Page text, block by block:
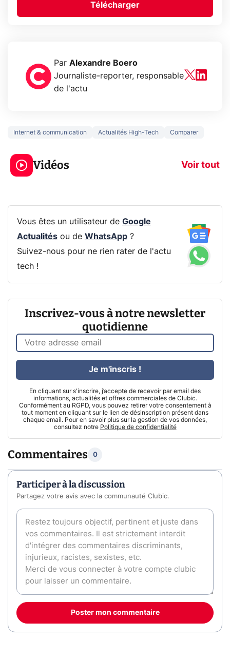
Télécharger
Par Alexandre Boero
Journaliste-reporter, responsable
de l'actu
Internet & communication Actualités High-Tech Comparer
Vidéos Voir tout
319€ ? Voici L'AOC
CQ32G4ZA !
5
prochaine
Vous êtes un utilisateur de Google
Actualitésou de WhatsApp?
Suivez-nous pour ne rien rater de l'actu
tech !
Inscrivez-vous à notre newsletter
quotidienne
En cliquant sur s'inscrire, j’accepte de recevoir par email des
informations, actualités et offres commerciales de Clubic.
Conformément au RGPD, vous pouvez retirer votre consentement à
tout moment en cliquant sur le lien de désinscription présent dans
chaque email. Pour en savoir plus sur la gestion de vos données,
consultez notre Politique de confidentialité
Je m'inscris !
Commentaires 0
Participer à la discussion
Partagez votre avis avec la communauté Clubic.
Poster mon commentaire